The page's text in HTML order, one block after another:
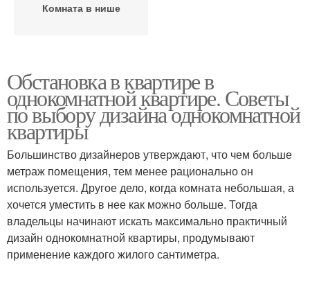
Комната в нише
Обстановка в квартире в
однокомнатной квартире. Советы
по выбору дизайна однокомнатной
квартиры
Большинство дизайнеров утверждают, что чем больше
метраж помещения, тем менее рационально он
используется. Другое дело, когда комната небольшая, а
хочется уместить в нее как можно больше. Тогда
владельцы начинают искать максимально практичный
дизайн однокомнатной квартиры, продумывают
применение каждого жилого сантиметра.